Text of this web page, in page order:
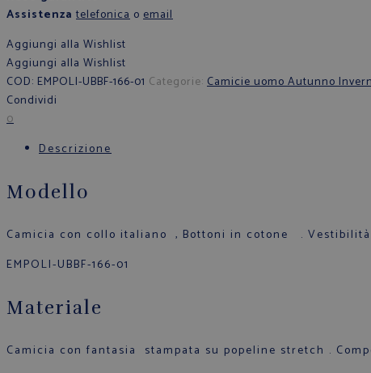
Assistenza telefonica o email
Aggiungi alla Wishlist
Aggiungi alla Wishlist
COD: EMPOLI-UBBF-166-01 Categorie: Camicie uomo Autunno
Condividi
0
Descrizione
Modello
Camicia con collo italiano , Bottoni in cotone .
EMPOLI-UBBF-166-01
Materiale
Camicia con fantasia stampata su popeline stretch .